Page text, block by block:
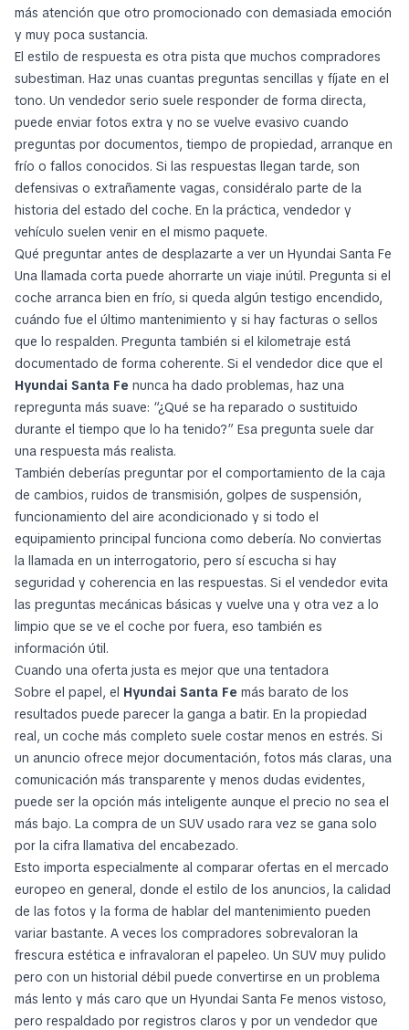
más atención que otro promocionado con demasiada emoción
y muy poca sustancia.
El estilo de respuesta es otra pista que muchos compradores
subestiman. Haz unas cuantas preguntas sencillas y fíjate en el
tono. Un vendedor serio suele responder de forma directa,
puede enviar fotos extra y no se vuelve evasivo cuando
preguntas por documentos, tiempo de propiedad, arranque en
frío o fallos conocidos. Si las respuestas llegan tarde, son
defensivas o extrañamente vagas, considéralo parte de la
historia del estado del coche. En la práctica, vendedor y
vehículo suelen venir en el mismo paquete.
Qué preguntar antes de desplazarte a ver un Hyundai Santa Fe
Una llamada corta puede ahorrarte un viaje inútil. Pregunta si el
coche arranca bien en frío, si queda algún testigo encendido,
cuándo fue el último mantenimiento y si hay facturas o sellos
que lo respalden. Pregunta también si el kilometraje está
documentado de forma coherente. Si el vendedor dice que el
Hyundai Santa Fe nunca ha dado problemas, haz una
repregunta más suave: “¿Qué se ha reparado o sustituido
durante el tiempo que lo ha tenido?” Esa pregunta suele dar
una respuesta más realista.
También deberías preguntar por el comportamiento de la caja
de cambios, ruidos de transmisión, golpes de suspensión,
funcionamiento del aire acondicionado y si todo el
equipamiento principal funciona como debería. No conviertas
la llamada en un interrogatorio, pero sí escucha si hay
seguridad y coherencia en las respuestas. Si el vendedor evita
las preguntas mecánicas básicas y vuelve una y otra vez a lo
limpio que se ve el coche por fuera, eso también es
información útil.
Cuando una oferta justa es mejor que una tentadora
Sobre el papel, el Hyundai Santa Fe más barato de los
resultados puede parecer la ganga a batir. En la propiedad
real, un coche más completo suele costar menos en estrés. Si
un anuncio ofrece mejor documentación, fotos más claras, una
comunicación más transparente y menos dudas evidentes,
puede ser la opción más inteligente aunque el precio no sea el
más bajo. La compra de un SUV usado rara vez se gana solo
por la cifra llamativa del encabezado.
Esto importa especialmente al comparar ofertas en el mercado
europeo en general, donde el estilo de los anuncios, la calidad
de las fotos y la forma de hablar del mantenimiento pueden
variar bastante. A veces los compradores sobrevaloran la
frescura estética e infravaloran el papeleo. Un SUV muy pulido
pero con un historial débil puede convertirse en un problema
más lento y más caro que un Hyundai Santa Fe menos vistoso,
pero respaldado por registros claros y por un vendedor que